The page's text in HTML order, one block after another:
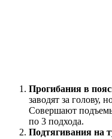
Прогибания в
заводят за голову,
Совершают
по 3 подхода.
Подтягивания на